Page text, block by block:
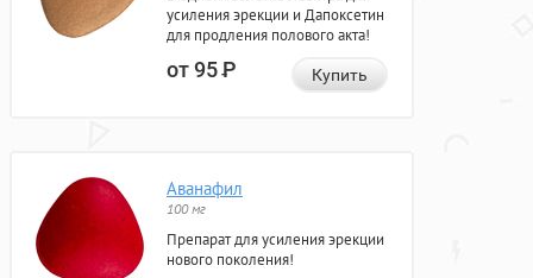
усиления эрекции и Дапоксетин
для продления полового акта!
от 95Р Купить
Аванафил
100 мг
Препарат для усиления эрекции
нового поколения!